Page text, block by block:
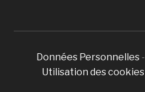
Données Personnelles -
Utilisation des cookies